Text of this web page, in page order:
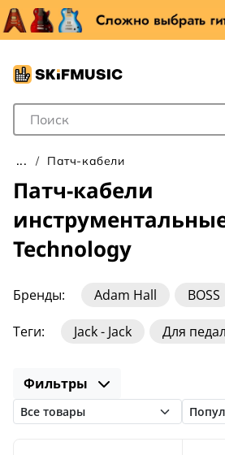
Поле для Поиска
Патч-кабели
Патч-кабели
Technology
Бренды: Adam Hall
BOSS
BlackSmith
CLUTCH
Joyo
Klotz
OnStage
Planet Waves
Теги: Jack - Jack
Для
США
Угловые
Фильтры